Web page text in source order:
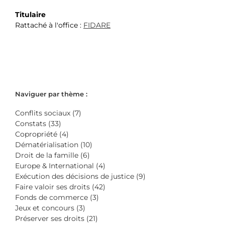
Titulaire
Rattaché à l'office : FIDARE
Naviguer par thème :
Conflits sociaux (7)
Constats (33)
Copropriété (4)
Dématérialisation (10)
Droit de la famille (6)
Europe & International (4)
Exécution des décisions de justice (9)
Faire valoir ses droits (42)
Fonds de commerce (3)
Jeux et concours (3)
Préserver ses droits (21)